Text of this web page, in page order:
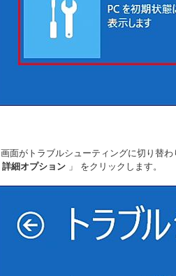
画面がトラブルシューティングに切り替
詳細オプション 」 をクリックします。